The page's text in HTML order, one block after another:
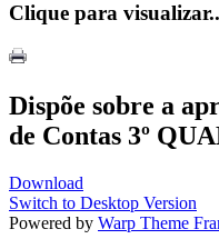
Clique para
Dispõe sobre a
de Contas 3º
Download
Switch to Desktop Version
Powered by Warp Theme